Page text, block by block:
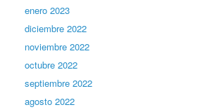
enero 2023
diciembre 2022
noviembre 2022
octubre 2022
septiembre 2022
agosto 2022